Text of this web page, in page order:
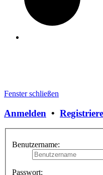
Fenster schließen
Anmelden •
Benutzername:
Passwort: